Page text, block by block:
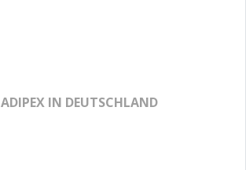
ADIPEX IN DEUTSCHLAND